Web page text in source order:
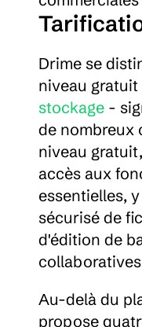
Drime se
niveau
stockage -
de nombreux
niveau
accès aux
essentielles,
sécurisé de
d'édition de
Au-delà du
propose